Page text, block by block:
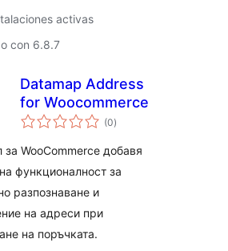
activas
con 6.8.7
Datamap Address
for Woocommerce
(0total
de
)
за WooCommerce добавя
функционалност за
разпознаване и
на адреси при
на поръчката.